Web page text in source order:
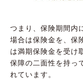
つまり、保険期間内
場合は保険金を、保
は満期保険金を受け
保障の二面性を持っ
れています。